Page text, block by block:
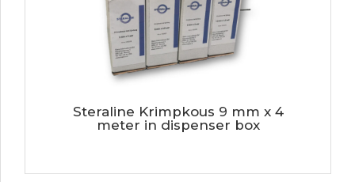
Steraline Krimpkous 9 mm x 4
meter in dispenser box